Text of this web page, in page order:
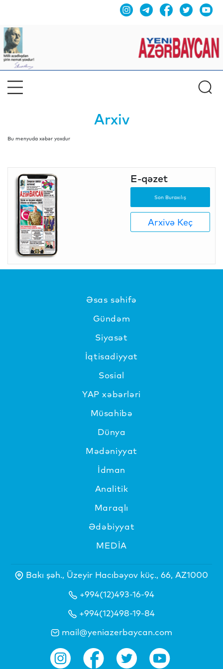
Arxiv
Bu menyuda xəbər yoxdur
E-qəzet
Son Buraxılış
Arxivə Keç
Əsas səhifə
Gündəm
Siyasət
İqtisadiyyat
Sosial
YAP xəbərləri
Müsahibə
Dünya
Mədəniyyat
İdman
Analitik
Maraqlı
Ədəbiyyat
MEDİA
Bakı şəh., Üzeyir Hacıbəyov küç., 66, AZ1000
+994(12)493-16-94
+994(12)498-19-84
mail@yeniazerbaycan.com